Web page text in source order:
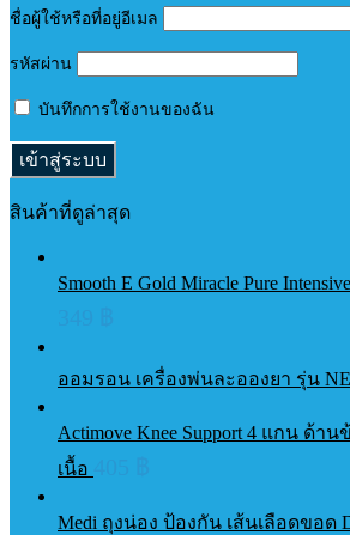
ชื่อผู้ใช้หรือที่อยู่อีเมล
รหัสผ่าน
บันทึกการใช้งานของฉัน
สินค้าที่ดูล่าสุด
Smooth E Gold Miracle Pure
ออมรอน เครื่องพ่นละอองยา รุ่น
Actimove Knee Support 4 แกน ด้าน
เนื้อ
Medi ถุงน่อง ป้องกัน เส้นเลือดขอด